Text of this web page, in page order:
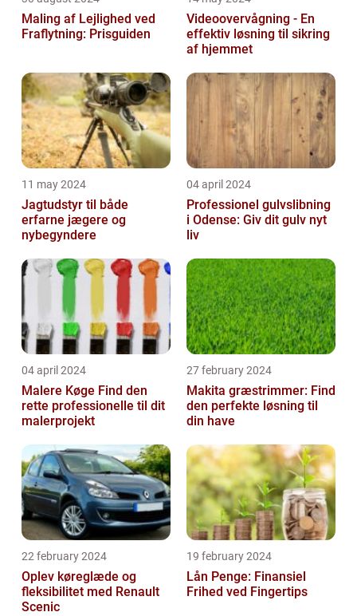
Maling af Lejlighed ved
Fraflytning: Prisguiden
Videoovervågning - En
effektiv løsning til sikring
af hjemmet
11 may 2024
Jagtudstyr til både
erfarne jægere og
nybegyndere
04 april 2024
Professionel gulvslibning
i Odense: Giv dit gulv nyt
liv
04 april 2024
Malere Køge Find den
rette professionelle til dit
malerprojekt
27 february 2024
Makita græstrimmer: Find
den perfekte løsning til
din have
22 february 2024
Oplev køreglæde og
fleksibilitet med Renault
Scenic
19 february 2024
Lån Penge: Finansiel
Frihed ved Fingertips